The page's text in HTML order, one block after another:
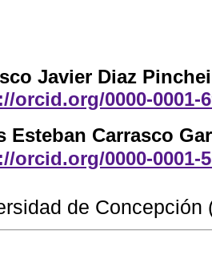
Javier Diaz
orcid.org/0000-0001-
Esteban Carrasco
orcid.org/0000-0001-
de Concepción